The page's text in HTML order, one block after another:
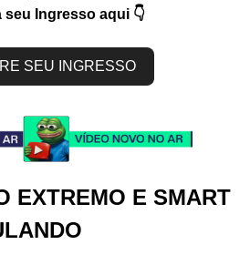
seu Ingresso aqui 👇
SEU INGRESSO
EXTREMO E SMART